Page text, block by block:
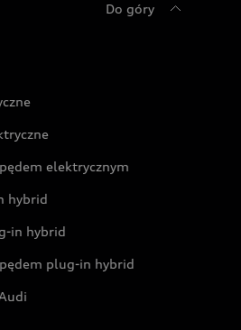
Do góry
elektrycznym
hybrid
in hybrid
plug-in hybrid